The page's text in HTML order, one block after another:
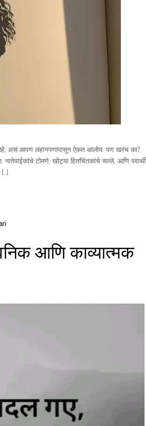
आहे, असं आपण लहानपणापासून ऐकत आलोय. पण खरंच का?
नातेवाईकांचे टोमणे, खोट्या हितचिंतकांचे सल्ले, आणि स्वार्थी
आणि काव्यात्मक